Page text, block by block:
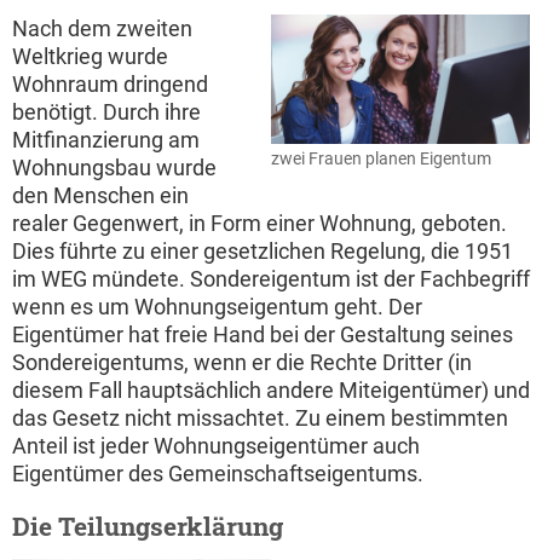
zwei Frauen planen Eigentum
Nach dem zweiten
Weltkrieg wurde
Wohnraum dringend
benötigt. Durch ihre
Mitfinanzierung am
Wohnungsbau wurde
den Menschen ein
realer Gegenwert, in Form einer Wohnung, geboten.
Dies führte zu einer gesetzlichen Regelung, die 1951
im WEG mündete. Sondereigentum ist der Fachbegriff
wenn es um Wohnungseigentum geht. Der
Eigentümer hat freie Hand bei der Gestaltung seines
Sondereigentums, wenn er die Rechte Dritter (in
diesem Fall hauptsächlich andere Miteigentümer) und
das Gesetz nicht missachtet. Zu einem bestimmten
Anteil ist jeder Wohnungseigentümer auch
Eigentümer des Gemeinschaftseigentums.
Die Teilungserklärung